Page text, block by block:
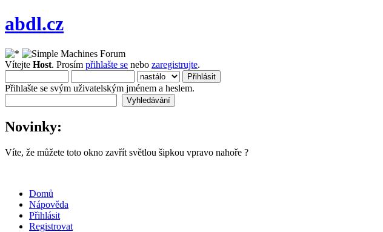
abdl.cz
Vítejte Host. Prosím přihlašte se nebo zaregistrujte.
Přihlašte se svým uživatelským jménem a heslem.
Novinky:
Víte, že můžete toto okno zavřít světlou šipkou vpravo nahoře ?
Domů
Nápověda
Přihlásit
Registrovat